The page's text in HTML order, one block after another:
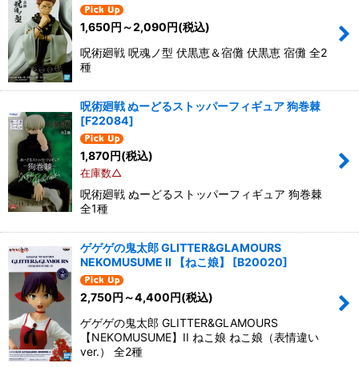
1,650円 ～2,090円(税込)
呪術廻戦 呪魂ノ型 伏黒恵＆宿儺 伏黒恵 宿儺 全2
種
呪術廻戦 ぬーどるストッパーフィギュア 狗巻棘
[F22084]
1,870円(税込)
在庫数△
呪術廻戦 ぬーどるストッパーフィギュア 狗巻棘
全1種
ゲゲゲの鬼太郎 GLITTER&GLAMOURS
NEKOMUSUME II 【ねこ娘】
[B20020]
2,750円 ～4,400円(税込)
ゲゲゲの鬼太郎 GLITTER&GLAMOURS
【NEKOMUSUME】II ねこ娘 ねこ娘（表情違い
ver.） 全2種